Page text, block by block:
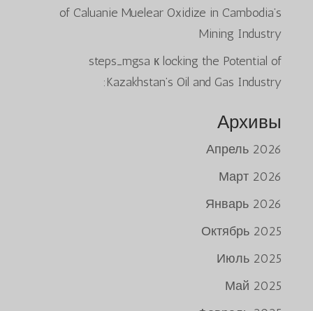
of Caluanie Muelear Oxidize in Cambodia’s
Mining Industry
steps_mgsa к locking the Potential of
Kazakhstan’s Oil and Gas Industry:
Архивы
Апрель 2026
Март 2026
Январь 2026
Октябрь 2025
Июль 2025
Май 2025